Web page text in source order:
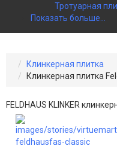
Тротуарная
Показать больше...
Клинкерная плитка
Клинкерная плитка
FELDHAUS KLINKER